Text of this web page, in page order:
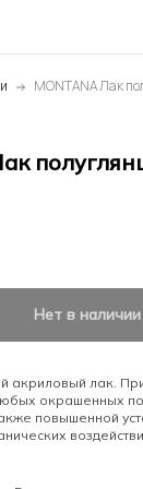
Нет в наличии
акриловый лак.
окрашенных
повышенной